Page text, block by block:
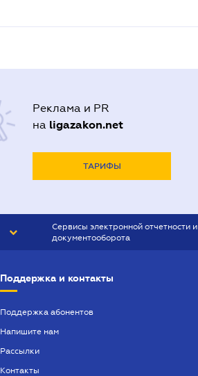
Реклама и PR
на ligazakon.net
ТАРИФЫ
Сервисы электронной отчетности и
документооборота
Поддержка и контакты
Поддержка абонентов
Напишите нам
Рассылки
Контакты